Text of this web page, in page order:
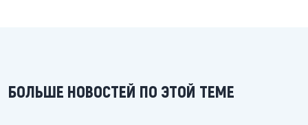
БОЛЬШЕ НОВОСТЕЙ ПО ЭТОЙ ТЕМЕ